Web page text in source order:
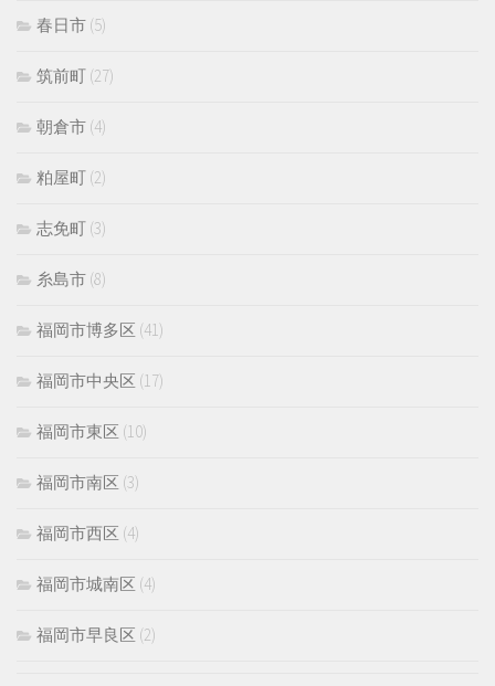
春日市 (5)
筑前町 (27)
朝倉市 (4)
粕屋町 (2)
志免町 (3)
糸島市 (8)
福岡市博多区 (41)
福岡市中央区 (17)
福岡市東区 (10)
福岡市南区 (3)
福岡市西区 (4)
福岡市城南区 (4)
福岡市早良区 (2)